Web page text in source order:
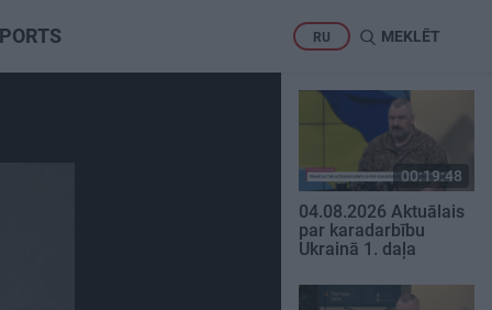
RU MEKLĒT
00:19:48
04.08.2026 Aktuālais
par karadarbību
Ukrainā 1. daļa